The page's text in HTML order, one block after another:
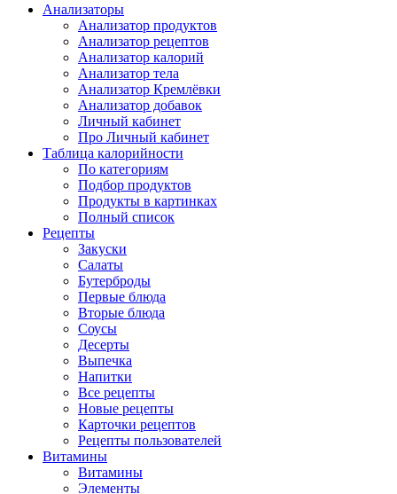
Анализаторы
Анализатор продуктов
Анализатор рецептов
Анализатор калорий
Анализатор тела
Анализатор Кремлёвки
Анализатор добавок
Личный кабинет
Про Личный кабинет
Таблица калорийности
По категориям
Подбор продуктов
Продукты в картинках
Полный список
Рецепты
Закуски
Салаты
Бутерброды
Первые блюда
Вторые блюда
Соусы
Десерты
Выпечка
Напитки
Все рецепты
Новые рецепты
Карточки рецептов
Рецепты пользователей
Витамины
Витамины
Элементы